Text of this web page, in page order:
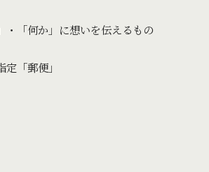
・「何か」に想いを伝えるもの
「郵便」